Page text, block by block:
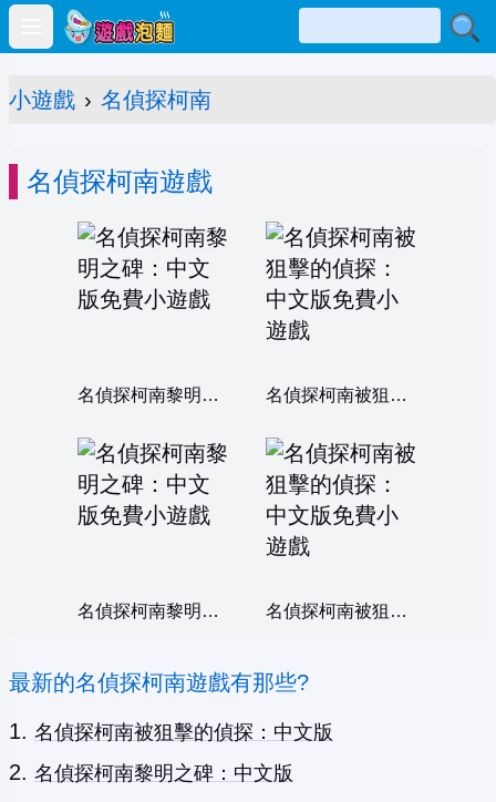
Open main menu
小遊戲 › 名偵探柯南
名偵探柯南遊戲
名偵探柯南黎明之碑：中文版 名偵探柯南被狙擊的偵探：中文版
名偵探柯南黎明之碑：中文版 名偵探柯南被狙擊的偵探：中文版
最新的名偵探柯南遊戲有那些?
名偵探柯南被狙擊的偵探：中文版
名偵探柯南黎明之碑：中文版